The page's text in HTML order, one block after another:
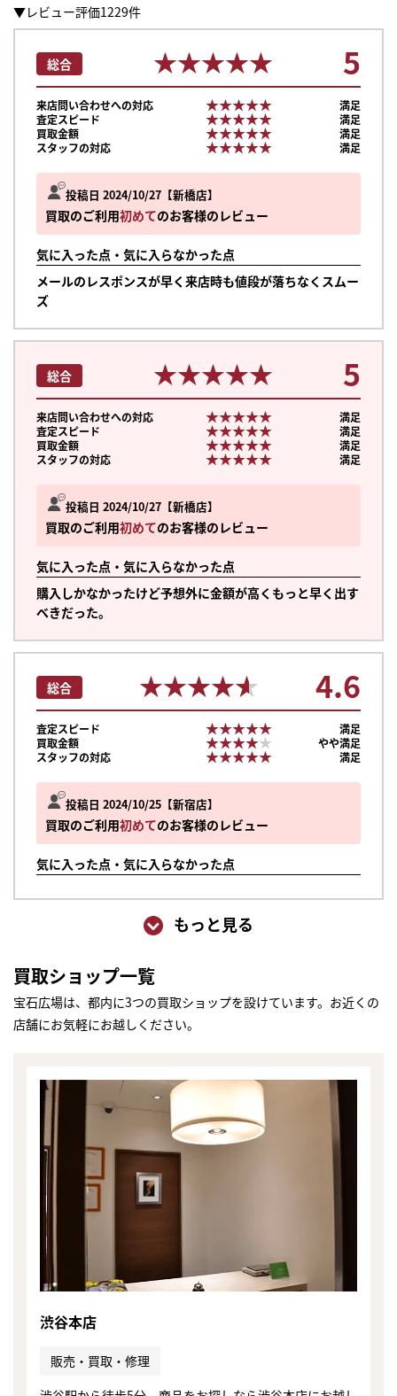
▼レビュー評価1229件
投稿日 2024/10/27 新橋店
買取のご利用初めてのお客様のレビュー
気に入った点・気に入らなかった点
メールのレスポンスが早く来店時も値段が落ちなくスムー
ズ
総合 ★★★★★
★★★★★ 5
来店問い合わせへの対応 ★★★★★
★★★★★
満足
査定スピード
★★★★★
★★★★★
満足
買取金額
★★★★★
★★★★★
満足
スタッフの対応
★★★★★
★★★★★ 満足
投稿日 2024/10/27 新橋店
買取のご利用初めてのお客様のレビュー
気に入った点・気に入らなかった点
購入しかなかったけど予想外に金額が高くもっと早く出す
べきだった。
総合 ★★★★★
★★★★★ 5
来店問い合わせへの対応 ★★★★★
★★★★★
満足
査定スピード
★★★★★
★★★★★
満足
買取金額
★★★★★
★★★★★
満足
スタッフの対応
★★★★★
★★★★★ 満足
投稿日 2024/10/25 新宿店
買取のご利用初めてのお客様のレビュー
気に入った点・気に入らなかった点
総合 ★★★★★
★★★★★ 4.6
査定スピード ★★★★★
★★★★★
満足
買取金額
★★★★★
★★★★★
やや満足
スタッフの対応
★★★★★
★★★★★ 満足
もっと見る
買取ショップ一覧
宝石広場は、都内に3つの買取ショップを設けています。お近くの
店舗にお気軽にお越しください。
渋谷本店
販売・買取・修理